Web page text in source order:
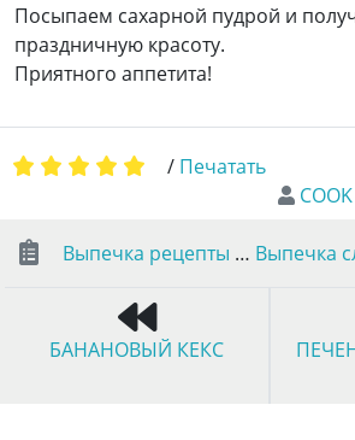
Посыпаем сахарной пудрой и
праздничную красоту.
Приятного аппетита!
COOK
/ Печатать
Выпечка рецепты … Выпечка
БАНАНОВЫЙ КЕКС